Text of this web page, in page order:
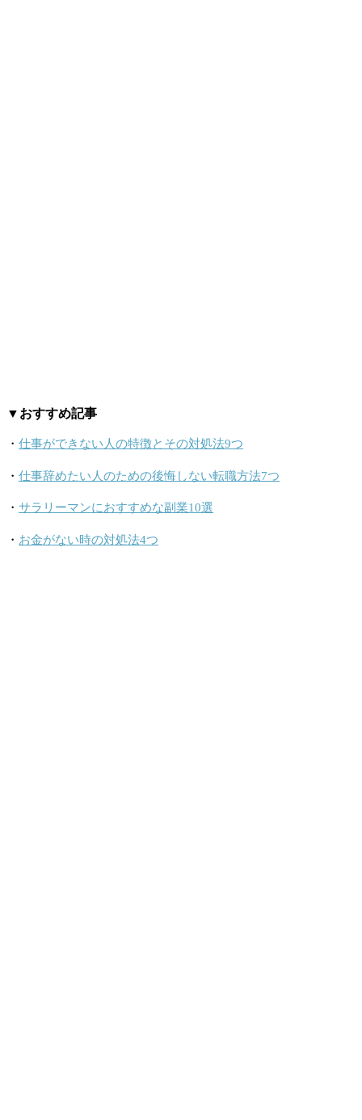
▼おすすめ記事
・ 仕事ができない人の特徴とその対処法9つ
・ 仕事辞めたい人のための後悔しない転職方法7つ
・ サラリーマンにおすすめな副業10選
・ お金がない時の対処法4つ